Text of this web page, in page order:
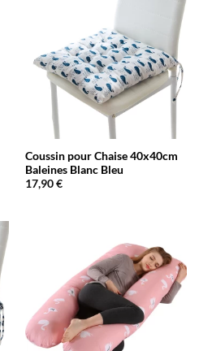
Coussin pour Chaise 40x40cm
Baleines Blanc Bleu
17,90€